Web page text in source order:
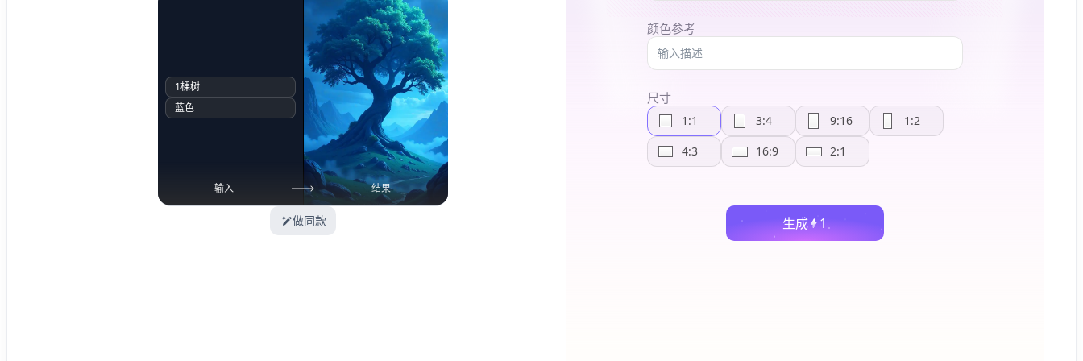
1棵树
蓝色
输入 结果
做同款
颜色参考
尺寸
1:1 3:4 9:16
1:2
4:3
16:9 2:1
生成 1